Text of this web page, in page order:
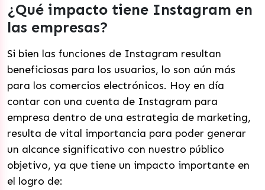
¿Qué impacto tiene Instagram en
las empresas?
Si bien las funciones de Instagram resultan
beneficiosas para los usuarios, lo son aún más
para los comercios electrónicos. Hoy en día
contar con una cuenta de Instagram para
empresa dentro de una estrategia de marketing,
resulta de vital importancia para poder generar
un alcance significativo con nuestro público
objetivo, ya que tiene un impacto importante en
el logro de: